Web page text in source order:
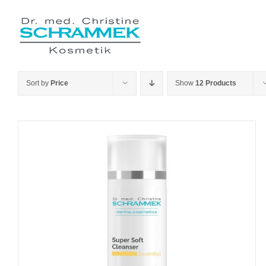
content
Sort by Price Show 12 Products